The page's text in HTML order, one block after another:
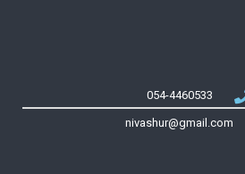
054-4460533
nivashur@gmail.com